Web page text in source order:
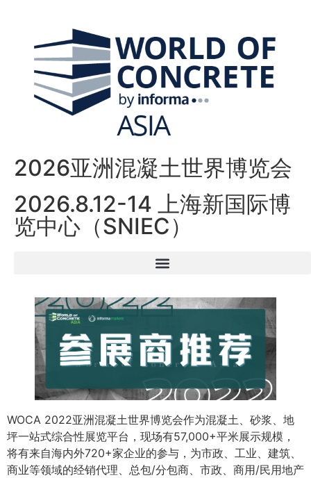
2026亚洲混凝土世界博览会
2026.8.12-14 上海新国际博
览中心（SNIEC）
WOCA 2022亚洲混凝土世界博览会作为混凝土、砂浆、地
坪一站式综合性展览平台，现场有57,000+平米展示规模，
将有来自海内外720+家企业的参与，为市政、工业、建筑、
商业等领域的经销代理、总包/分包商、市政、商用/民用地产